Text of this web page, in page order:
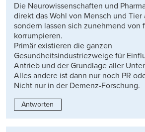
Die Neurowissenschaften und
direkt das Wohl von Mensch und Tier
sondern lassen sich zunehmend von
korrumpieren.
Primär existieren die ganzen
Gesundheitsindustriezweige für
Antrieb und der Grundlage aller
Alles andere ist dann nur noch PR
Nicht nur in der Demenz-Forschung.
Antworten